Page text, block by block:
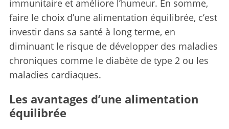
immunitaire et améliore l’humeur. En somme,
faire le choix d’une alimentation équilibrée, c’est
investir dans sa santé à long terme, en
diminuant le risque de développer des maladies
chroniques comme le diabète de type 2 ou les
maladies cardiaques.
Les avantages d’une alimentation
équilibrée